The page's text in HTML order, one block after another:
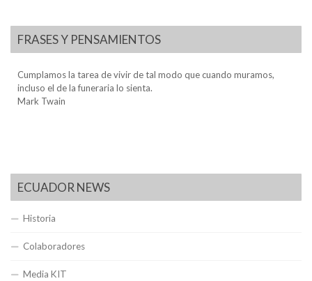
FRASES Y PENSAMIENTOS
Cumplamos la tarea de vivir de tal modo que cuando muramos,
incluso el de la funeraria lo sienta.
Mark Twain
ECUADOR NEWS
Historia
Colaboradores
Media KIT